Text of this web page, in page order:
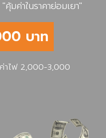
มค่าในราคาย่อมเยา"
บาท
าไฟ 2,000-3,000